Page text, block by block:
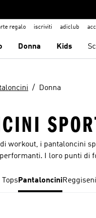
regalo iscriviti adiclub
Donna Kids
Donna
workout, i pantaloncini
I loro punti di
Tops Pantaloncini